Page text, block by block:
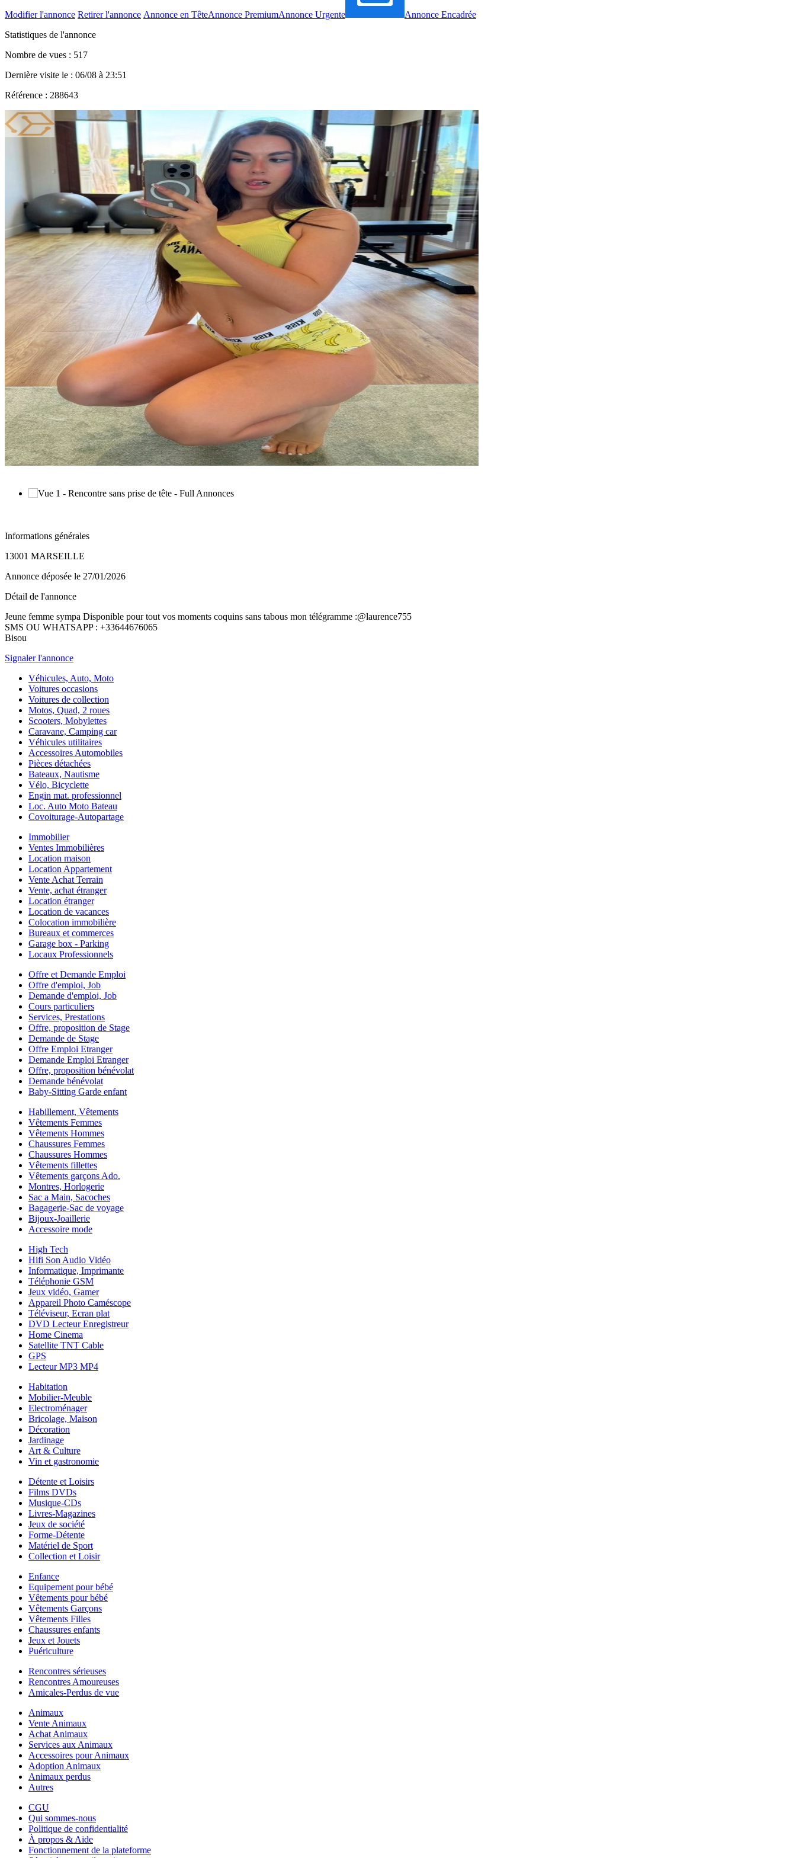
Modifier l'annonce Retirer l'annonce Annonce en TêteAnnonce PremiumAnnonce Urgente
Annonce Encadrée
Statistiques de l'annonce
Nombre de vues : 517
Dernière visite le : 06/08 à 23:51
Référence : 288643
Informations générales
13001 MARSEILLE
Annonce déposée le 27/01/2026
Détail de l'annonce
Jeune femme sympa Disponible pour tout vos moments coquins sans tabous mon télégramme :@laurence755
SMS OU WHATSAPP : +33644676065
Bisou
Signaler l'annonce
Véhicules, Auto, Moto
Voitures occasions
Voitures de collection
Motos, Quad, 2 roues
Scooters, Mobylettes
Caravane, Camping car
Véhicules utilitaires
Accessoires Automobiles
Pièces détachées
Bateaux, Nautisme
Vélo, Bicyclette
Engin mat. professionnel
Loc. Auto Moto Bateau
Covoiturage-Autopartage
Immobilier
Ventes Immobilières
Location maison
Location Appartement
Vente Achat Terrain
Vente, achat étranger
Location étranger
Location de vacances
Colocation immobilière
Bureaux et commerces
Garage box - Parking
Locaux Professionnels
Offre et Demande Emploi
Offre d'emploi, Job
Demande d'emploi, Job
Cours particuliers
Services, Prestations
Offre, proposition de Stage
Demande de Stage
Offre Emploi Etranger
Demande Emploi Etranger
Offre, proposition bénévolat
Demande bénévolat
Baby-Sitting Garde enfant
Habillement, Vêtements
Vêtements Femmes
Vêtements Hommes
Chaussures Femmes
Chaussures Hommes
Vêtements fillettes
Vêtements garçons Ado.
Montres, Horlogerie
Sac a Main, Sacoches
Bagagerie-Sac de voyage
Bijoux-Joaillerie
Accessoire mode
High Tech
Hifi Son Audio Vidéo
Informatique, Imprimante
Téléphonie GSM
Jeux vidéo, Gamer
Appareil Photo Caméscope
Téléviseur, Ecran plat
DVD Lecteur Enregistreur
Home Cinema
Satellite TNT Cable
GPS
Lecteur MP3 MP4
Habitation
Mobilier-Meuble
Electroménager
Bricolage, Maison
Décoration
Jardinage
Art & Culture
Vin et gastronomie
Détente et Loisirs
Films DVDs
Musique-CDs
Livres-Magazines
Jeux de société
Forme-Détente
Matériel de Sport
Collection et Loisir
Enfance
Equipement pour bébé
Vêtements pour bébé
Vêtements Garçons
Vêtements Filles
Chaussures enfants
Jeux et Jouets
Puériculture
Rencontres sérieuses
Rencontres Amoureuses
Amicales-Perdus de vue
Animaux
Vente Animaux
Achat Animaux
Services aux Animaux
Accessoires pour Animaux
Adoption Animaux
Animaux perdus
Autres
CGU
Qui sommes-nous
Politique de confidentialité
À propos & Aide
Fonctionnement de la plateforme